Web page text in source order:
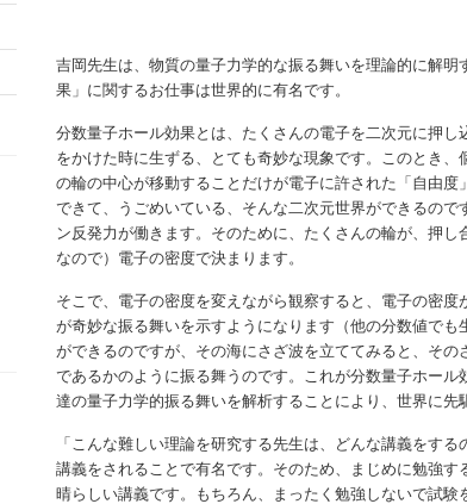
吉岡先生は、物質の量子力学的な振る舞いを理論的に解
果」に関するお仕事は世界的に有名です。
分数量子ホール効果とは、たくさんの電子を二次元に押
をかけた時に生ずる、とても奇妙な現象です。このとき
の輪の中心が移動することだけが電子に許された「自由
できて、うごめいている、そんな二次元世界ができるの
ン反発力が働きます。そのために、たくさんの輪が、押
なので）電子の密度で決まります。
そこで、電子の密度を変えながら観察すると、電子の密
が奇妙な振る舞いを示すようになります（他の分数値で
ができるのですが、その海にさざ波を立ててみると、そ
であるかのように振る舞うのです。これが分数量子ホー
達の量子力学的振る舞いを解析することにより、世界に先
「こんな難しい理論を研究する先生は、どんな講義をす
講義をされることで有名です。そのため、まじめに勉強
晴らしい講義です。もちろん、まったく勉強しないで試